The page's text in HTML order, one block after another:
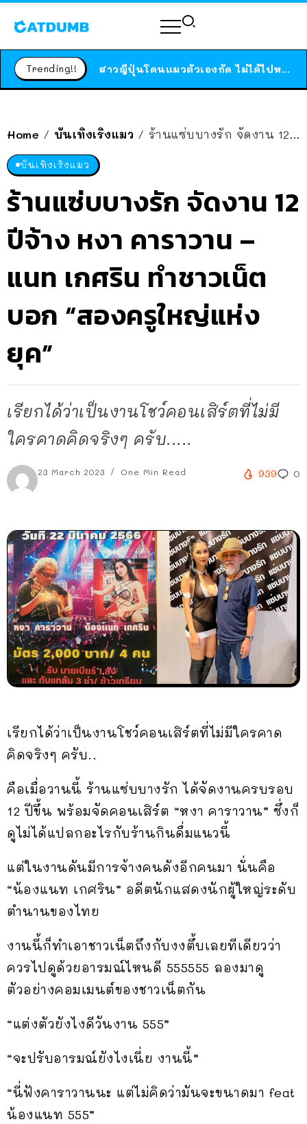
Trending!! ได้เวลาเด็กหนวดรวมตัว RF Online Next เปิดให้เล่นแล้ว เกม Sci-Fi MMORPG ระดับตำนาน เล่นได้ทั้งมือถือและ PC
Home / บันเทิงเริงแมว / ร้านแซ่บบางรัก จัดงาน 12 ปีจ้าง หงา คาราวาน – แนท เกศริน ทำชาวเน็ตบอก “สองครูใหญ่แห่งยุค”
บันเทิงเริงแมว
ร้านแซ่บบางรัก จัดงาน 12
ปีจ้าง หงา คาราวาน –
แนท เกศริน ทำชาวเน็ต
บอก “สองครูใหญ่แห่ง
ยุค”
เรียกได้ว่าเป็นงานโชว์คอนเสิร์ตที่ไม่มี
ใครคาดคิดจริงๆ ครับ.....
23 March 2023 One Min Read 939 0
เรียกได้ว่าเป็นงานโชว์คอนเสิร์ตที่ไม่มีใครคาด
คิดจริงๆ ครับ..
คือเมื่อวานนี้ ร้านแซ่บบางรัก ได้จัดงานครบรอบ
12 ปีขึ้น พร้อมจัดคอนเสิร์ต “หงา คาราวาน” ซึ่งก็
ดูไม่ได้แปลกอะไรกับร้านกินดื่มแนวนี้
แต่ในงานดันมีการจ้างคนดังอีกคนมา นั่นคือ
“น้องแนท เกศริน” อดีตนักแสดงนักผู้ใหญ่ระดับ
ตำนานของไทย
งานนี้ก็ทำเอาชาวเน็ตถึงกับงงตึ้บเลยทีเดียวว่า
ควรไปดูด้วยอารมณ์ไหนดี 555555 ลองมาดู
ตัวอย่างคอมเมนต์ของชาวเน็ตกัน
“แต่งตัวยังไงดีวันงาน 555”
“จะปรับอารมณ์ยังไงเนี่ย งานนี้”
“นี่ฟังคาราวานนะ แต่ไม่คิดว่ามันจะขนาดมา feat
น้องแนท 555”